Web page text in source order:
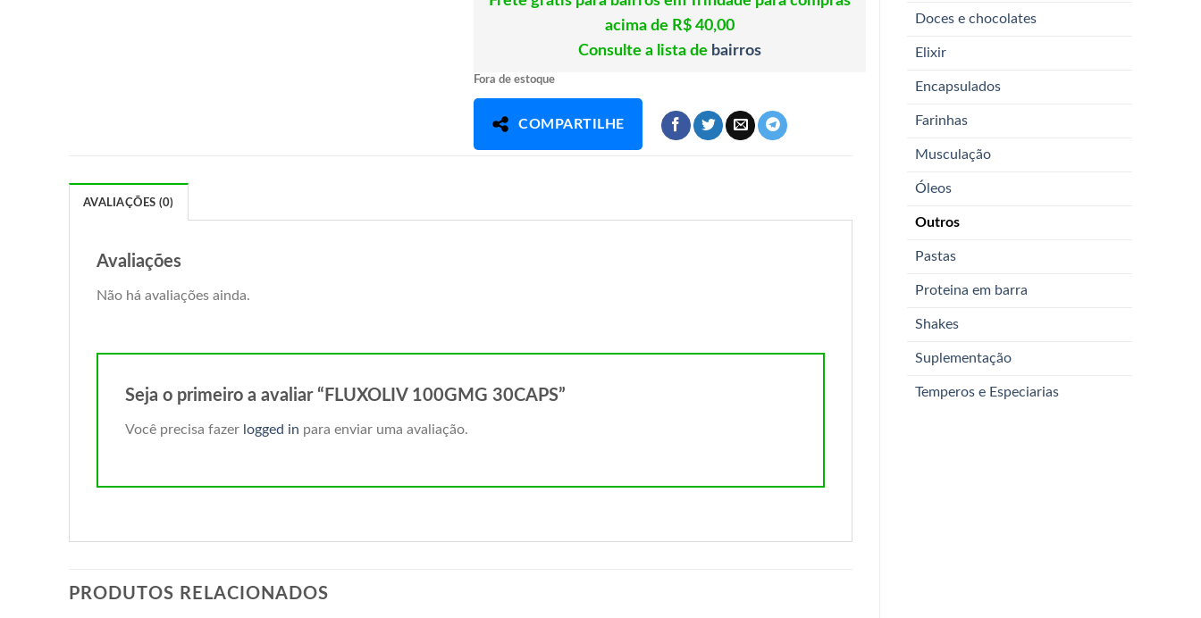
Doces e chocolates
Elixir
Encapsulados
Farinhas
Musculação
Óleos
Outros
Pastas
Proteina em barra
Shakes
Suplementação
Temperos e Especiarias
acima de R$ 40,00
Consulte a lista de bairros
Fora de estoque
COMPARTILHE
AVALIAÇÕES (0)
Avaliações
Não há avaliações ainda.
Seja o primeiro a avaliar “FLUXOLIV 100GMG 30CAPS”
Você precisa fazer logged in para enviar uma avaliação.
PRODUTOS RELACIONADOS